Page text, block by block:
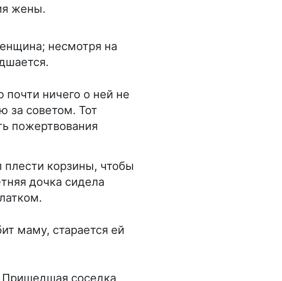
жены.
несмотря на
ничего о ней не
за советом. Тот
пожертвования
корзины, чтобы
дочка сидела
маму, старается ей
соседка